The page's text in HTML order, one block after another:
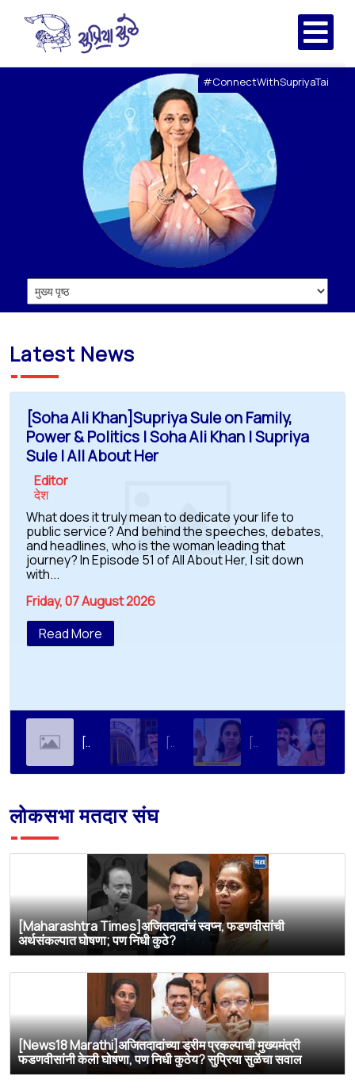
#ConnectWithSupriyaTai
Latest News
[Soha Ali Khan]Supriya Sule on Family,
Power & Politics | Soha Ali Khan | Supriya
Sule | All About Her
Editor
देश
What does it truly mean to dedicate your life to
public service? And behind the speeches, debates,
and headlines, who is the woman leading that
journey? In Episode 51 of All About Her, I sit down
with...
Friday, 07 August 2026
Read More
[Soha Ali Khan]Supriya Sule on Family, Power & Politics | Soha Ali Khan | Supriya Sule | All About Her [Loksatta]संतोष देशमुख हत्या प्रकरण : वाल्मिक कराडची रवानगी नागपूर कारागृहात करण्याची सुप्रिया सुळेंची मागणी [Dainik Prabhat]‘वाल्मिक कराडला बीड कारागृहातून नागपूरला हलवा’; सुप्रिया सुळेंची मुख्यमंत्र्यांकडे मोठी मागणी
लोकसभा मतदार संघ
[Maharashtra Times]अजितदादांचं स्वप्न, फडणवीसांची
अर्थसंकल्पात घोषणा; पण निधी कुठे?
[News18 Marathi]अजितदादांच्या ड्रीम प्रकल्पाची मुख्यमंत्री
फडणवीसांनी केली घोषणा, पण निधी कुठेय? सुप्रिया सुळेंचा सवाल